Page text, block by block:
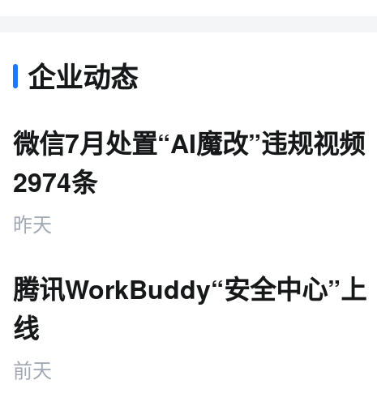
企业动态
微信7月处置“AI魔改”违规视频
2974条
昨天
腾讯WorkBuddy“安全中心”上
线
前天